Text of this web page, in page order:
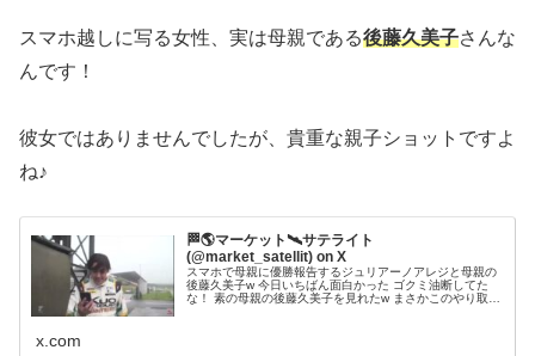
スマホ越しに写る女性、実は母親である後藤久美子さんな
んです！
彼女ではありませんでしたが、貴重な親子ショットですよ
ね♪
🏁🌎マーケット🛰️サテライト
(@market_satellit) on X
スマホで母親に優勝報告するジュリアーノアレジと母親の
後藤久美子w 今日いちばん面白かった ゴクミ油断してた
な！ 素の母親の後藤久美子を見れたw まさかこのやり取り
x.com